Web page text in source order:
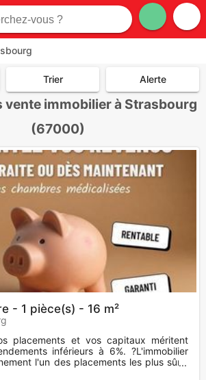
Trier Alerte
vente immobilier à Strasbourg
(67000)
- 1 pièce(s) - 16 m²
placements et vos capitaux méritent
inférieurs à 6%. ?L'immobilier
l'un des placements les plus sûrs,